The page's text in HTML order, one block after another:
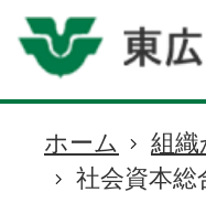
現
在
ホーム 組織
社会資本総